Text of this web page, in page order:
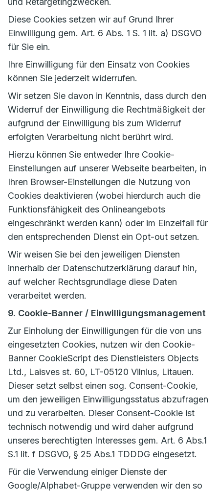
Diese Cookies setzen wir auf Grund Ihrer
Einwilligung gem. Art. 6 Abs. 1 S. 1 lit. a) DSGVO
für Sie ein.
Ihre Einwilligung für den Einsatz von Cookies
können Sie jederzeit widerrufen.
Wir setzen Sie davon in Kenntnis, dass durch den
Widerruf der Einwilligung die Rechtmäßigkeit der
aufgrund der Einwilligung bis zum Widerruf
erfolgten Verarbeitung nicht berührt wird.
Hierzu können Sie entweder Ihre Cookie-
Einstellungen auf unserer Webseite bearbeiten, in
Ihren Browser-Einstellungen die Nutzung von
Cookies deaktivieren (wobei hierdurch auch die
Funktionsfähigkeit des Onlineangebots
eingeschränkt werden kann) oder im Einzelfall für
den entsprechenden Dienst ein Opt-out setzen.
Wir weisen Sie bei den jeweiligen Diensten
innerhalb der Datenschutzerklärung darauf hin,
auf welcher Rechtsgrundlage diese Daten
verarbeitet werden.
9. Cookie-Banner / Einwilligungsmanagement
Zur Einholung der Einwilligungen für die von uns
eingesetzten Cookies, nutzen wir den Cookie-
Banner CookieScript des Dienstleisters Objects
Ltd., Laisves st. 60, LT-05120 Vilnius, Litauen.
Dieser setzt selbst einen sog. Consent-Cookie,
um den jeweiligen Einwilligungsstatus abzufragen
und zu verarbeiten. Dieser Consent-Cookie ist
technisch notwendig und wird daher aufgrund
unseres berechtigten Interesses gem. Art. 6 Abs.1
S.1 lit. f DSGVO, § 25 Abs.1 TDDDG eingesetzt.
Für die Verwendung einiger Dienste der
Google/Alphabet-Gruppe verwenden wir den so